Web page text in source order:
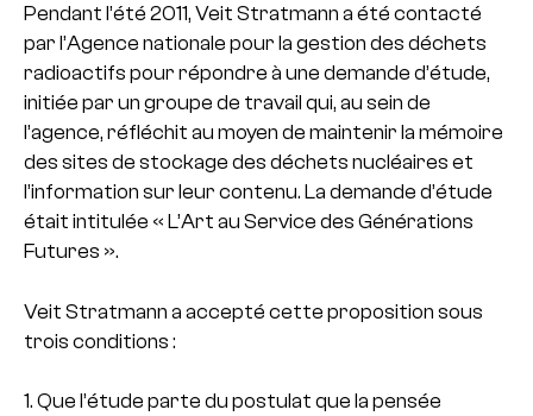
Pendant l’été 2011, Veit Stratmann a été contacté
par l’Agence nationale pour la gestion des déchets
radioactifs pour répondre à une demande d’étude,
initiée par un groupe de travail qui, au sein de
l’agence, réfléchit au moyen de maintenir la mémoire
des sites de stockage des déchets nucléaires et
l’information sur leur contenu. La demande d’étude
était intitulée « L’Art au Service des Générations
Futures ».
Veit Stratmann a accepté cette proposition sous
trois conditions :
1. Que l’étude parte du postulat que la pensée